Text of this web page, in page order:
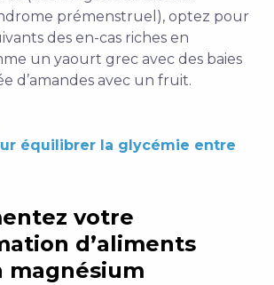
prémenstruel), optez pour
des en-cas riches en
un yaourt grec avec des baies
d’amandes avec un fruit.
équilibrer la glycémie entre
votre
d’aliments
magnésium